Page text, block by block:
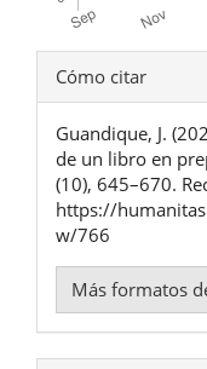
Detalles
del
artículo
Cómo citar
Guandique, J.
de un libro en
(10), 645–670.
https://
w/766
Más formatos